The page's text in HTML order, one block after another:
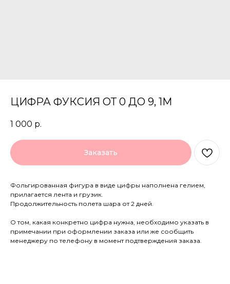
ЦИФРА ФУКСИЯ ОТ 0 ДО 9, 1М
1 000 р.
Заказать
Фольгированная фигура в виде цифры наполнена гелием,
прилагается лента и грузик.
Продолжительность полета шара от 2 дней.
О том, какая конкретно цифра нужна, необходимо указать в
примечании при оформлении заказа или же сообщить
менеджеру по телефону в момент подтверждения заказа.